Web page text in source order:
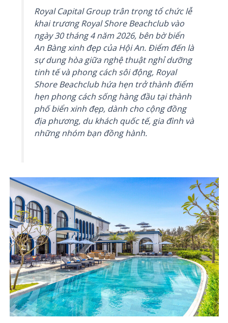
Royal Capital Group trân trọng tổ chức lễ
khai trương Royal Shore Beachclub vào
ngày 30 tháng 4 năm 2026, bên bờ biển
An Bàng xinh đẹp của Hội An. Điểm đến là
sự dung hòa giữa nghệ thuật nghỉ dưỡng
tinh tế và phong cách sôi động, Royal
Shore Beachclub hứa hẹn trở thành điểm
hẹn phong cách sống hàng đầu tại thành
phố biển xinh đẹp, dành cho cộng đồng
địa phương, du khách quốc tế, gia đình và
những nhóm bạn đồng hành.